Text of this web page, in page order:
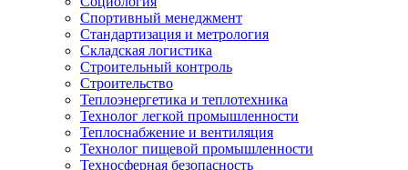
Спортивный менеджмент
Стандартизация и метрология
Складская логистика
Строительный контроль
Строительство
Теплоэнергетика и теплотехника
Технолог легкой промышленности
Теплоснабжение и вентиляция
Технолог пищевой промышленности
Техносферная безопасность